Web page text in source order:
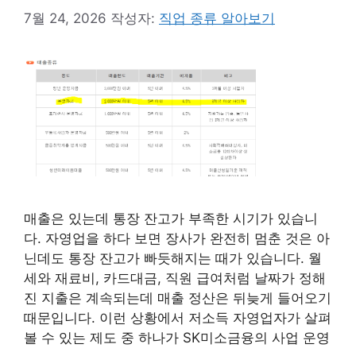
7월 24, 2026 작성자: 직업 종류 알아보기
매출은 있는데 통장 잔고가 부족한 시기가 있습니
다. 자영업을 하다 보면 장사가 완전히 멈춘 것은 아
닌데도 통장 잔고가 빠듯해지는 때가 있습니다. 월
세와 재료비, 카드대금, 직원 급여처럼 날짜가 정해
진 지출은 계속되는데 매출 정산은 뒤늦게 들어오기
때문입니다. 이런 상황에서 저소득 자영업자가 살펴
볼 수 있는 제도 중 하나가 SK미소금융의 사업 운영